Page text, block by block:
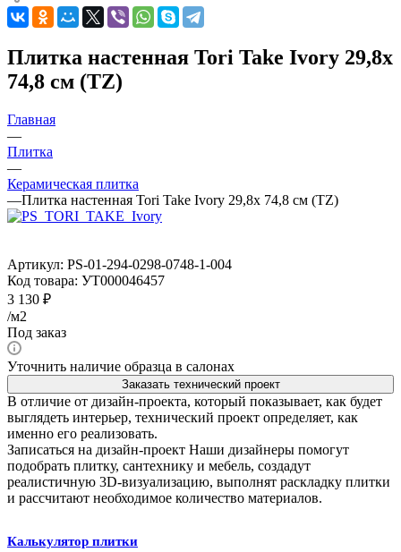
Плитка настенная Tori Take Ivory 29,8x
74,8 см (TZ)
Главная
—
Плитка
—
Керамическая плитка
—Плитка настенная Tori Take Ivory 29,8x 74,8 см (TZ)
Артикул: PS-01-294-0298-0748-1-004
Код товара: УТ000046457
3 130 ₽
/м2
Под заказ
Уточнить наличие образца в салонах
Заказать технический проект
В отличие от дизайн-проекта, который показывает, как будет
выглядеть интерьер, технический проект определяет, как
именно его реализовать.
Записаться на дизайн-проект Наши дизайнеры помогут
подобрать плитку, сантехнику и мебель, создадут
реалистичную 3D-визуализацию, выполнят раскладку плитки
и рассчитают необходимое количество материалов.
Калькулятор плитки